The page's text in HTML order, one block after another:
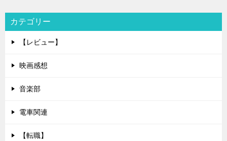
カテゴリー
【レビュー】
映画感想
音楽部
電車関連
【転職】